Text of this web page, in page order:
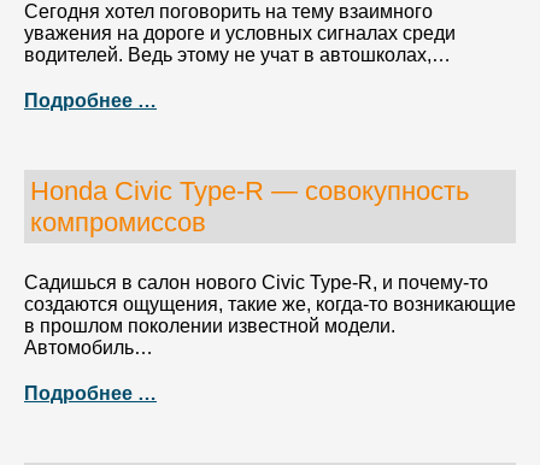
Сегодня хотел поговорить на тему взаимного
уважения на дороге и условных сигналах среди
водителей. Ведь этому не учат в автошколах,…
Подробнее …
Honda Civic Type-R — совокупность
компромиссов
Садишься в салон нового Civic Type-R, и почему-то
создаются ощущения, такие же, когда-то возникающие
в прошлом поколении известной модели.
Автомобиль…
Подробнее …